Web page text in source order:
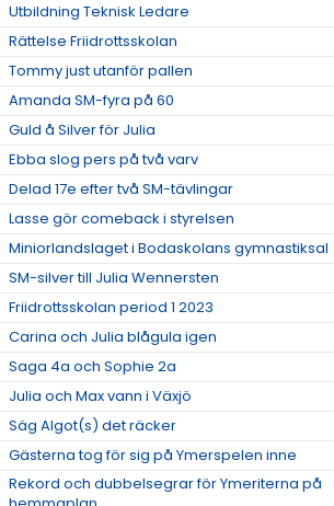
Utbildning Teknisk Ledare
Rättelse Friidrottsskolan
Tommy just utanför pallen
Amanda SM-fyra på 60
Guld å Silver för Julia
Ebba slog pers på två varv
Delad 17e efter två SM-tävlingar
Lasse gör comeback i styrelsen
Miniorlandslaget i Bodaskolans gymnastiksal
SM-silver till Julia Wennersten
Friidrottsskolan period 1 2023
Carina och Julia blågula igen
Saga 4a och Sophie 2a
Julia och Max vann i Växjö
Säg Algot(s) det räcker
Gästerna tog för sig på Ymerspelen inne
Rekord och dubbelsegrar för Ymeriterna på